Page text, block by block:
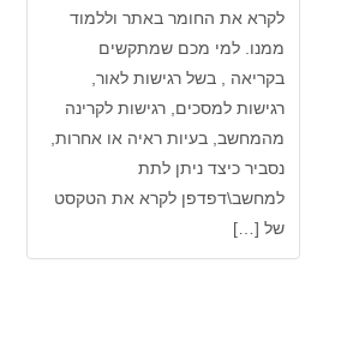
לקרא את החומר באתר וללמוד
ממנו. למי מכם שמתקשים
בקריאה , בשל רגישות לאור,
רגישות למסכים, רגישות לקרינה
מהמחשב, בעיות ראיה או אחרות,
נסביר כיצד ניתן לתת
למחשב\דפדפן לקרא את הטקסט